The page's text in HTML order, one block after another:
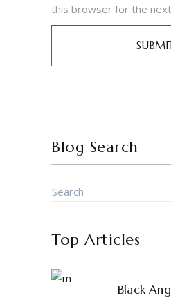
this browser for the
Blog Search
Top Articles
Black